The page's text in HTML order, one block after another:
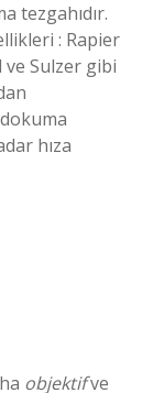
tezgahıdır.
: Rapier
Sulzer gibi
hıza
objektifve